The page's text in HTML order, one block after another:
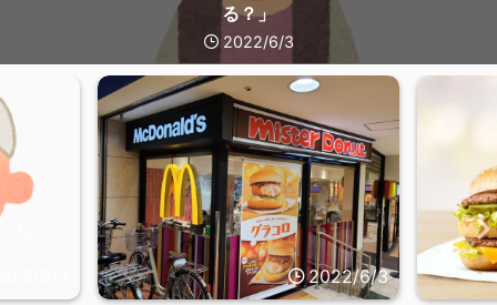
る？」
2022/6/3
2022/6/3